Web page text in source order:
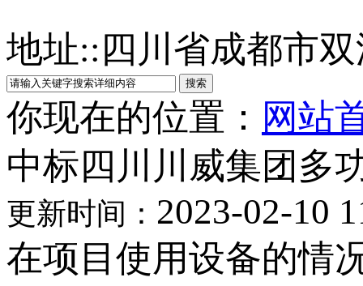
地址:: 四川省成都市
你现在的位置： 网站
中标四川川威集团多
更新时间： 2023-02-10
在项目使用设备的情